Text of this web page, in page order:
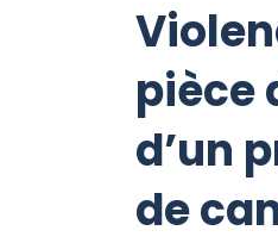
pièce
d’un
de